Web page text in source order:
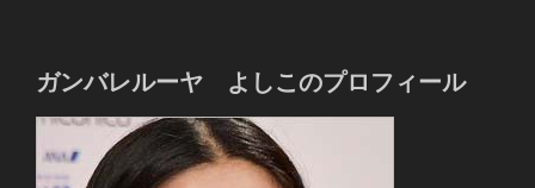
ガンバレルーヤ よしこのプロフィール